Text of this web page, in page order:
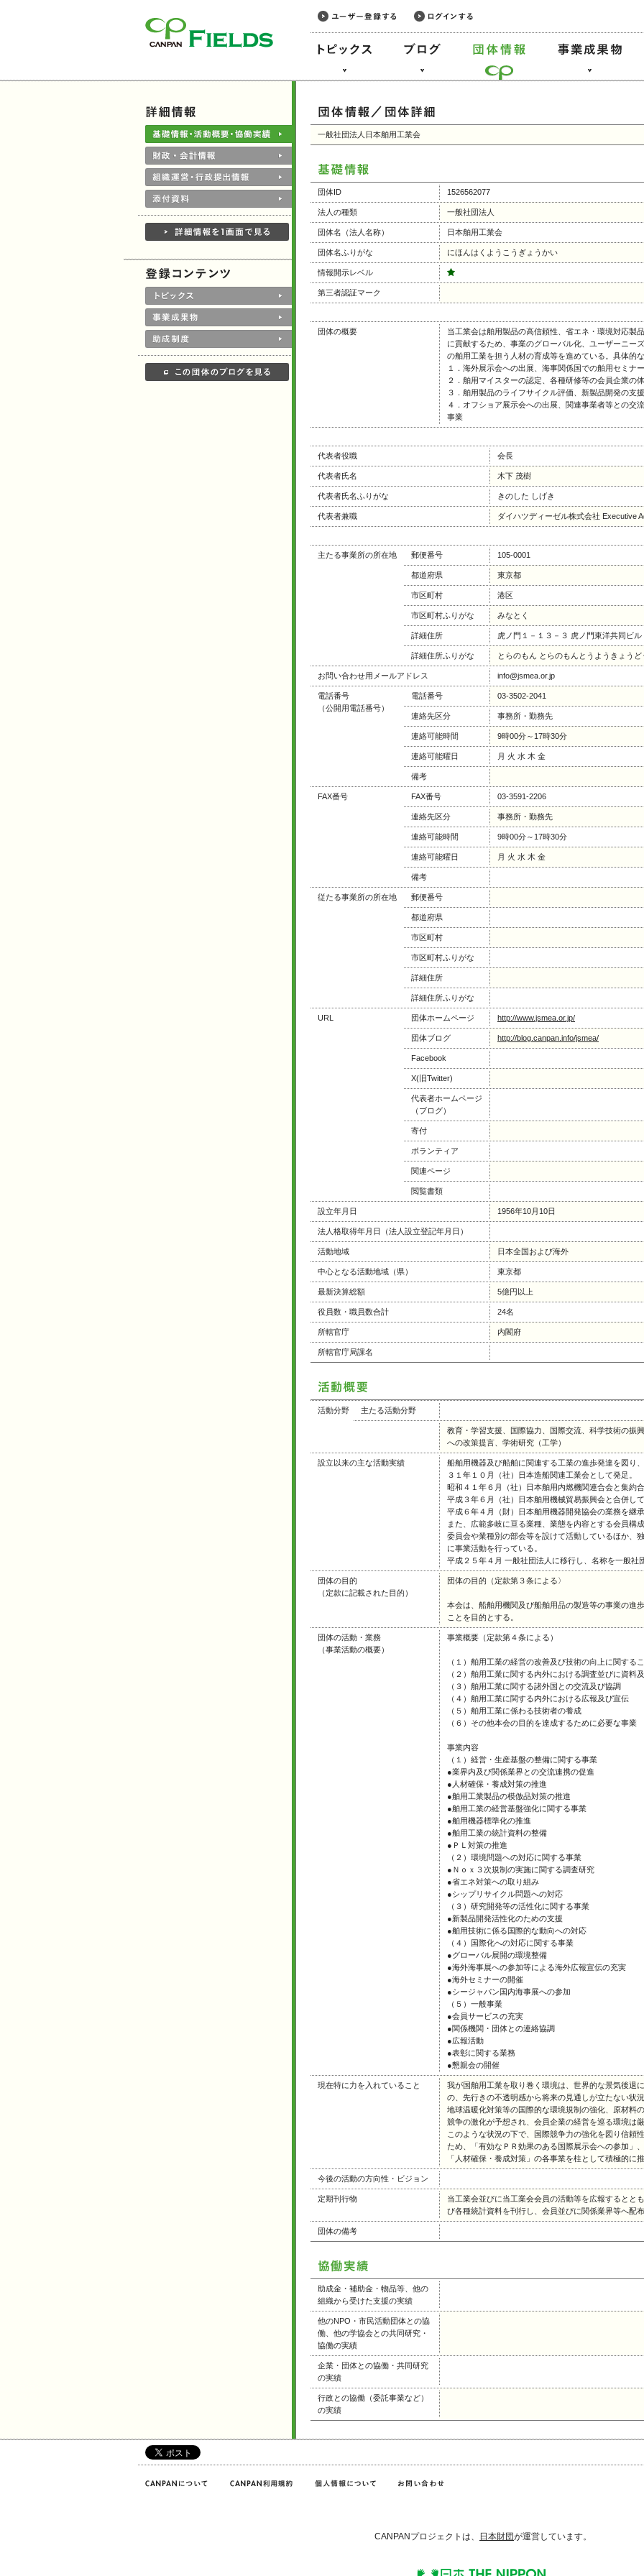
一般社団法人日本舶用工業会
団体ID 1526562077
法人の種類 一般社団法人
団体名（法人名称） 日本舶用工業会
団体名ふりがな にほんはくようこうぎょうかい
情報開示レベル
第三者認証マーク
団体の概要
当工業会は舶用製品の高信頼性、省エネ・環境対応製
に貢献するため、事業のグローバル化、ユーザーニー
の舶用工業を担う人材の育成等を進めている。具体的
１．海外展示会への出展、海事関係国での舶用セミナ
２．舶用マイスターの認定、各種研修等の会員企業の
３．舶用製品のライフサイクル評価、新製品開発の支
４．オフショア展示会への出展、関連事業者等との交
事業
代表者役職 会長
代表者氏名 木下 茂樹
代表者氏名ふりがな きのした しげき
代表者兼職 ダイハツディーゼル株式会社 Executive
主たる事業所の所在地 郵便番号 105-0001
都道府県 東京都
市区町村 港区
市区町村ふりがな みなとく
詳細住所 虎ノ門１－１３－３ 虎ノ門東洋共同ビル
詳細住所ふりがな とらのもん とらのもんとうようきょうど
お問い合わせ用メールアドレス info@jsmea.or.jp
電話番号
（公開用電話番号）
電話番号 03-3502-2041
連絡先区分 事務所・勤務先
連絡可能時間 9時00分～17時30分
連絡可能曜日 月 火 水 木 金
備考
FAX番号 FAX番号 03-3591-2206
連絡先区分 事務所・勤務先
連絡可能時間 9時00分～17時30分
連絡可能曜日 月 火 水 木 金
備考
従たる事業所の所在地 郵便番号
都道府県
市区町村
市区町村ふりがな
詳細住所
詳細住所ふりがな
URL 団体ホームページ http://www.jsmea.or.jp/
団体ブログ http://blog.canpan.info/jsmea/
Facebook
X(旧Twitter)
代表者ホームページ
（ブログ）
寄付
ボランティア
関連ページ
閲覧書類
設立年月日 1956年10月10日
法人格取得年月日（法人設立登記年月日）
活動地域 日本全国および海外
中心となる活動地域（県） 東京都
最新決算総額 5億円以上
役員数・職員数合計 24名
所轄官庁 内閣府
所轄官庁局課名
活動分野 主たる活動分野
教育・学習支援、国際協力、国際交流、科学技術の振
への改策提言、学術研究（工学）
設立以来の主な活動実績
船舶用機器及び船舶に関連する工業の進歩発達を図り
３１年１０月（社）日本造船関連工業会として発足。
昭和４１年６月（社）日本舶用内燃機関連合会と集約
平成３年６月（社）日本舶用機械貿易振興会と合併し
平成６年４月（財）日本舶用機器開発協会の業務を継
また、広範多岐に亘る業種、業態を内容とする会員構
委員会や業種別の部会等を設けて活動しているほか、
に事業活動を行っている。
平成２５年４月 一般社団法人に移行し、名称を一般社
団体の目的
（定款に記載された目的）
団体の目的（定款第３条による〉
本会は、船舶用機関及び船舶用品の製造等の事業の進
ことを目的とする。
団体の活動・業務
（事業活動の概要）
事業概要（定款第４条による）
（１）舶用工業の経営の改善及び技術の向上に関する
（２）舶用工業に関する内外における調査並びに資料
（３）舶用工業に関する諸外国との交流及び協調
（４）舶用工業に関する内外における広報及び宣伝
（５）舶用工業に係わる技術者の養成
（６）その他本会の目的を達成するために必要な事業
事業内容
（１）経営・生産基盤の整備に関する事業
●業界内及び関係業界との交流連携の促進
●人材確保・養成対策の推進
●舶用工業製品の模倣品対策の推進
●舶用工業の経営基盤強化に関する事業
●舶用機器標準化の推進
●舶用工業の統計資料の整備
●ＰＬ対策の推進
（２）環境問題への対応に関する事業
●Ｎｏｘ３次規制の実施に関する調査研究
●省エネ対策への取り組み
●シップリサイクル問題への対応
（３）研究開発等の活性化に関する事業
●新製品開発活性化のための支援
●舶用技術に係る国際的な動向への対応
（４）国際化への対応に関する事業
●グローバル展開の環境整備
●海外海事展への参加等による海外広報宣伝の充実
●海外セミナーの開催
●シージャパン国内海事展への参加
（５）一般事業
●会員サービスの充実
●関係機関・団体との連絡協調
●広報活動
●表彰に関する業務
●懇親会の開催
現在特に力を入れていること
我が国舶用工業を取り巻く環境は、世界的な景気後退
の、先行きの不透明感から将来の見通しが立たない状
地球温暖化対策等の国際的な環境規制の強化、原材料
競争の激化が予想され、会員企業の経営を巡る環境は
このような状況の下で、国際競争力の強化を図り信頼
ため、「有効なＰＲ効果のある国際展示会への参加」
「人材確保・養成対策」の各事業を柱として積極的に
今後の活動の方向性・ビジョン
定期刊行物
当工業会並びに当工業会会員の活動等を広報するとと
び各種統計資料を刊行し、会員並びに関係業界等へ配
団体の備考
助成金・補助金・物品等、他の
組織から受けた支援の実績
他のNPO・市民活動団体との協
働、他の学協会との共同研究・
協働の実績
企業・団体との協働・共同研究
の実績
行政との協働（委託事業など）
の実績
CANPANプロジェクトは、 日本財団が運営しています。